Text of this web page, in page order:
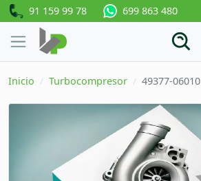
91 159 99 78 699 863 480
Inicio Turbocompresor 49377-06010